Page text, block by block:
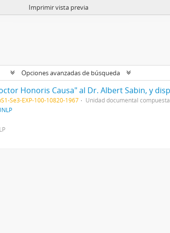
Imprimir vista previa
Opciones avanzadas de búsqueda
Se3-EXP-100-10820-1967 Unidad documental compuesta